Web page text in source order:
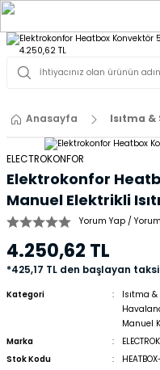
Anasayfa Isıtma
ELECTROKONFOR
Elektrokonfor
Manuel Elektrikli
Yorum Yap /
4.250,62 TL
*425,17 TL den başlayan
Kategori
Isıtma
Manuel
Marka
Stok Kodu